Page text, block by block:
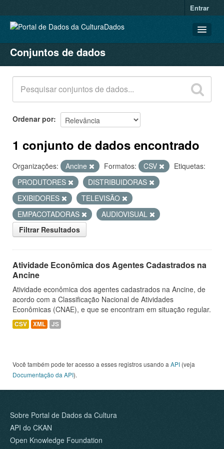
Entrar
CONJUNTOS DE DADOS
ORGANIZAÇÕES
GRUPOS
SOBRE
Conjuntos de dados
Ordenar por
1 conjunto de dados encontrado
Organizações: Ancine Formatos: CSV
Etiquetas:
PRODUTORES
DISTRIBUIDORAS
EXIBIDORES
TELEVISÃO
EMPACOTADORAS
AUDIOVISUAL
Filtrar Resultados
Atividade Econômica dos Agentes Cadastrados na
Ancine
Atividade econômica dos agentes cadastrados na Ancine, de
acordo com a Classificação Nacional de Atividades
Econômicas (CNAE), e que se encontram em situação regular.
CSV XML JS
Você também pode ter acesso a esses registros usando a API (veja
Documentação da API).
Sobre Portal de Dados da Cultura
API do CKAN
Open Knowledge Foundation